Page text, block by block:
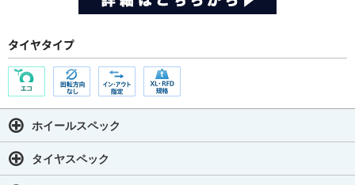
タイヤタイプ
ホイールスペック
タイヤスペック